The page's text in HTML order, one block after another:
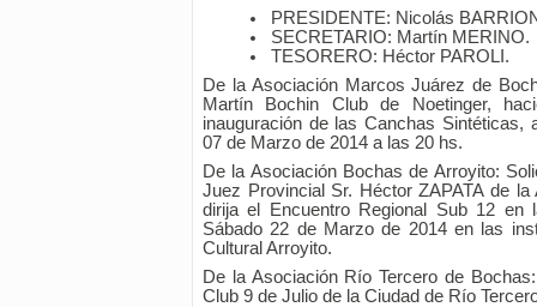
PRESIDENTE: Nicolás
SECRETARIO: Martín MERINO.
TESORERO: Héctor PAROLI.
De la Asociación Marcos Juárez de
Martín Bochin Club de Noetinger,
inauguración de las Canchas
07 de Marzo de 2014 a las 20 hs.
De la Asociación Bochas de Arroyito:
Juez Provincial Sr. Héctor ZAPATA de
dirija el Encuentro Regional Sub 12 en
Sábado 22 de Marzo de 2014 en las
Cultural Arroyito.
De la Asociación Río Tercero de
Club 9 de Julio de la Ciudad de Río